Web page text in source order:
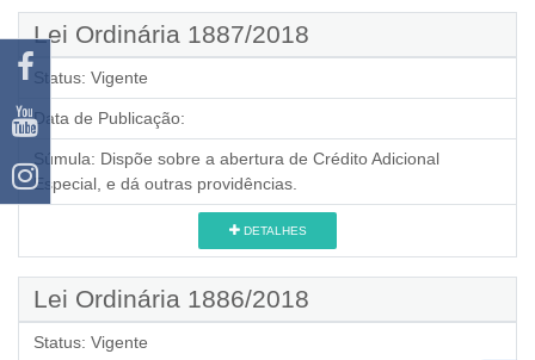
Lei Ordinária 1887/2018
Status: Vigente
Data de Publicação:
Súmula: Dispõe sobre a abertura de Crédito Adicional
Especial, e dá outras providências.
DETALHES
Lei Ordinária 1886/2018
Status: Vigente